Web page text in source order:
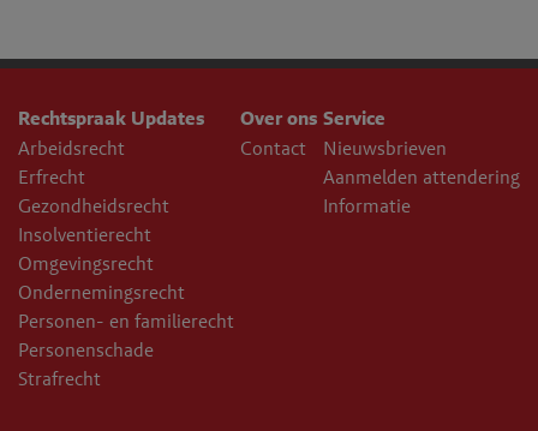
Rechtspraak Updates
Arbeidsrecht
Erfrecht
Gezondheidsrecht
Insolventierecht
Omgevingsrecht
Ondernemingsrecht
Personen- en familierecht
Personenschade
Strafrecht
Over ons
Contact
Service
Nieuwsbrieven
Aanmelden attendering
Informatie